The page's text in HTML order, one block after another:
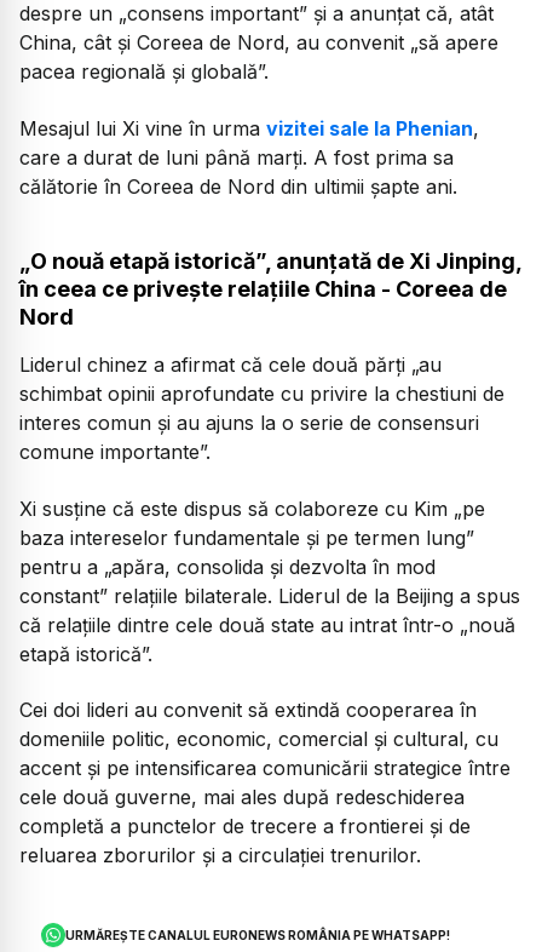
despre un „consens important” și a anunțat că, atât
China, cât și Coreea de Nord, au convenit „să apere
pacea regională și globală”.
Mesajul lui Xi vine în urma vizitei sale la Phenian,
care a durat de luni până marți. A fost prima sa
călătorie în Coreea de Nord din ultimii șapte ani.
„O nouă etapă istorică”, anunțată de Xi Jinping,
în ceea ce privește relațiile China - Coreea de
Nord
Liderul chinez a afirmat că cele două părți „au
schimbat opinii aprofundate cu privire la chestiuni de
interes comun și au ajuns la o serie de consensuri
comune importante”.
Xi susține că este dispus să colaboreze cu Kim „pe
baza intereselor fundamentale și pe termen lung”
pentru a „apăra, consolida și dezvolta în mod
constant” relațiile bilaterale. Liderul de la Beijing a spus
că relațiile dintre cele două state au intrat într-o „nouă
etapă istorică”.
Cei doi lideri au convenit să extindă cooperarea în
domeniile politic, economic, comercial și cultural, cu
accent și pe intensificarea comunicării strategice între
cele două guverne, mai ales după redeschiderea
completă a punctelor de trecere a frontierei și de
reluarea zborurilor și a circulației trenurilor.
URMĂREȘTE CANALUL EURONEWS ROMÂNIA PE WHATSAPP!